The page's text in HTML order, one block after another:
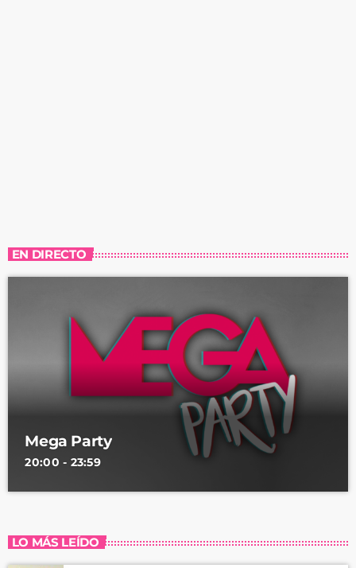
EN DIRECTO
Mega Party
20:00 - 23:59
LO MÁS LEÍDO